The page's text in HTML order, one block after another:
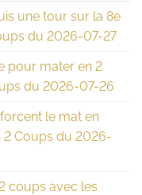
une tour sur la 8e
du 2026-07-27
pour mater en 2
du 2026-07-26
le mat en
2 Coups du 2026-
coups avec les